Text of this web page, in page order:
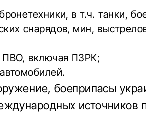
в т.ч. танки,
снарядов, мин,
включая ПЗРК;
боеприпасы
источников